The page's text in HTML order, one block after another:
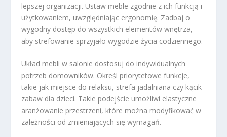
lepszej organizacji. Ustaw meble zgodnie z ich funkcją i
użytkowaniem, uwzględniając ergonomię. Zadbaj o
wygodny dostęp do wszystkich elementów wnętrza,
aby strefowanie sprzyjało wygodzie życia codziennego.
Układ mebli w salonie dostosuj do indywidualnych
potrzeb domowników. Określ priorytetowe funkcje,
takie jak miejsce do relaksu, strefa jadalniana czy kącik
zabaw dla dzieci. Takie podejście umożliwi elastyczne
aranżowanie przestrzeni, które można modyfikować w
zależności od zmieniających się wymagań.